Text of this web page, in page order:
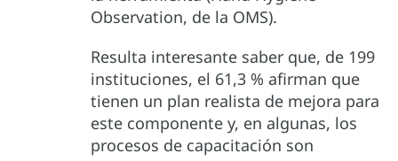
Observation, de la OMS).
Resulta interesante saber que, de 199
instituciones, el 61,3 % afirman que
tienen un plan realista de mejora para
este componente y, en algunas, los
procesos de capacitación son